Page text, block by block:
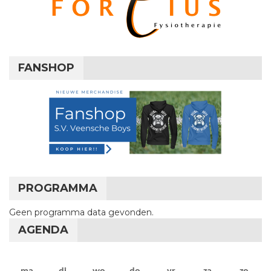
FANSHOP
PROGRAMMA
Geen programma data gevonden.
AGENDA